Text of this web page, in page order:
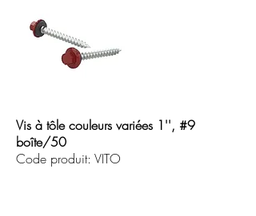
Vis à tôle couleurs variées 1'', #9
boîte/50
Code produit: VITO